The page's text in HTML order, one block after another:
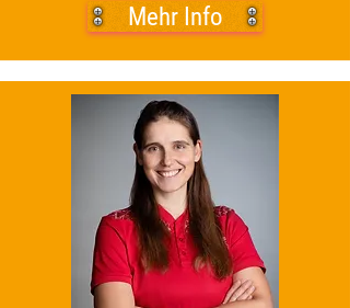
Mehr Info